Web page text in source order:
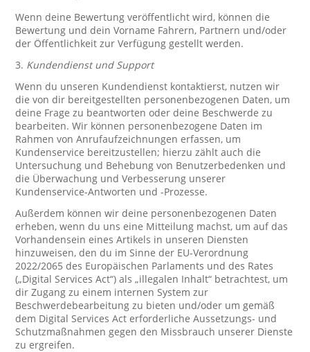
Wenn deine Bewertung veröffentlicht wird, können die
Bewertung und dein Vorname Fahrern, Partnern und/oder
der Öffentlichkeit zur Verfügung gestellt werden.
3. Kundendienst und Support
Wenn du unseren Kundendienst kontaktierst, nutzen wir
die von dir bereitgestellten personenbezogenen Daten, um
deine Frage zu beantworten oder deine Beschwerde zu
bearbeiten. Wir können personenbezogene Daten im
Rahmen von Anrufaufzeichnungen erfassen, um
Kundenservice bereitzustellen; hierzu zählt auch die
Untersuchung und Behebung von Benutzerbedenken und
die Überwachung und Verbesserung unserer
Kundenservice-Antworten und -Prozesse.
Außerdem können wir deine personenbezogenen Daten
erheben, wenn du uns eine Mitteilung machst, um auf das
Vorhandensein eines Artikels in unseren Diensten
hinzuweisen, den du im Sinne der EU-Verordnung
2022/2065 des Europäischen Parlaments und des Rates
(„Digital Services Act“) als „illegalen Inhalt“ betrachtest, um
dir Zugang zu einem internen System zur
Beschwerdebearbeitung zu bieten und/oder um gemäß
dem Digital Services Act erforderliche Aussetzungs- und
Schutzmaßnahmen gegen den Missbrauch unserer Dienste
zu ergreifen.